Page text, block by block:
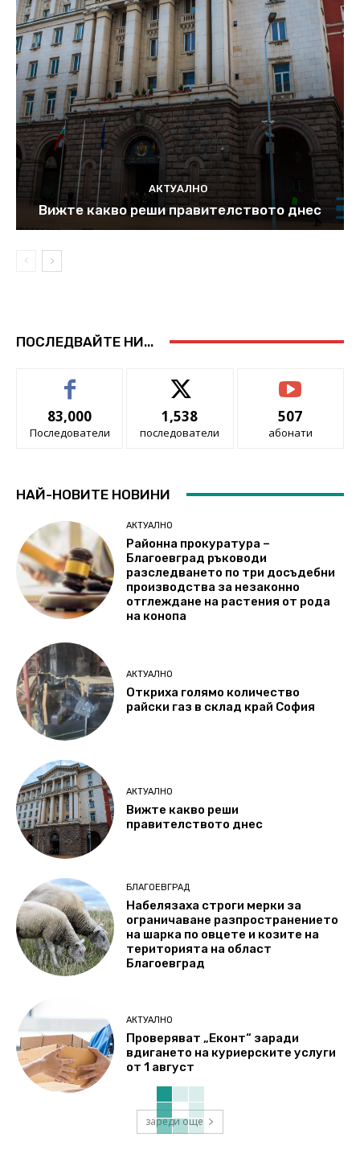
АКТУАЛНО
Вижте какво реши правителството днес
ПОСЛЕДВАЙТЕ НИ...
83,000
Последователи
1,538
последователи
507
абонати
НАЙ-НОВИТЕ НОВИНИ
АКТУАЛНО
Районна прокуратура –
Благоевград ръководи
разследването по три досъдебни
производства за незаконно
отглеждане на растения от рода
на конопа
АКТУАЛНО
Откриха голямо количество
райски газ в склад край София
АКТУАЛНО
Вижте какво реши
правителството днес
БЛАГОЕВГРАД
Набелязаха строги мерки за
ограничаване разпространението
на шарка по овцете и козите на
територията на област
Благоевград
АКТУАЛНО
Проверяват „Еконт“ заради
вдигането на куриерските услуги
от 1 август
зареди още